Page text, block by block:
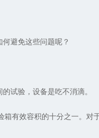
避免这些问题呢？
试验，设备是吃不消滴。
有效容积的十分之一。对